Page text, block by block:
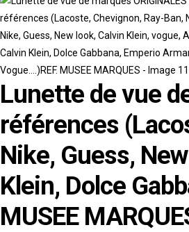
Lunette de vue
références
Nike, Guess,
Klein, Dolce
MUSEE